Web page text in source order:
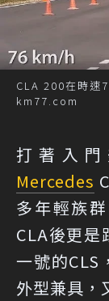
CLA 200在時速
km77.com
打著入
Mercedes
多年輕族
CLA後更是
一號的CLS
外型兼具，